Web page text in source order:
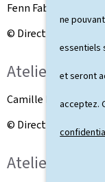
ne
essentiels
et seront
acceptez.
Fenn Faber, Klima-
© Direction de la
Atelier sur la
Camille Muller ,
© Direction de la
Atelier sur la